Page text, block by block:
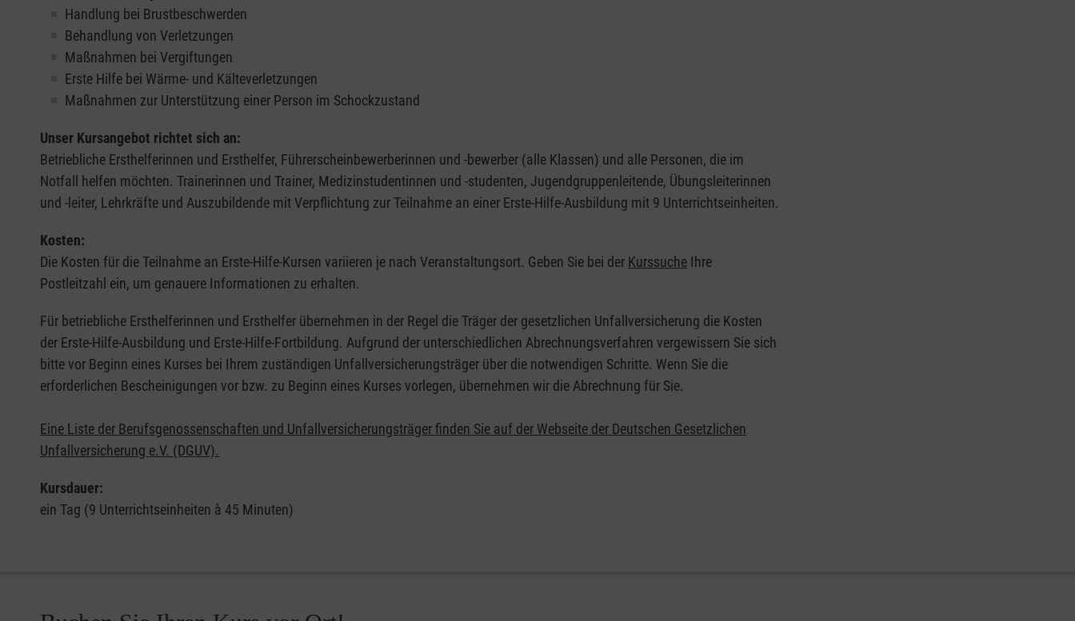
Handlung bei Brustbeschwerden
Behandlung von Verletzungen
Maßnahmen bei Vergiftungen
Erste Hilfe bei Wärme- und Kälteverletzungen
Maßnahmen zur Unterstützung einer Person im Schockzustand
Unser Kursangebot richtet sich an:
Betriebliche Ersthelferinnen und Ersthelfer, Führerscheinbewerberinnen und -bewerber (alle Klassen) und alle Personen, die im
Notfall helfen möchten. Trainerinnen und Trainer, Medizinstudentinnen und -studenten, Jugendgruppenleitende, Übungsleiterinnen
und -leiter, Lehrkräfte und Auszubildende mit Verpflichtung zur Teilnahme an einer Erste-Hilfe-Ausbildung mit 9 Unterrichtseinheiten.
Kosten:
Die Kosten für die Teilnahme an Erste-Hilfe-Kursen variieren je nach Veranstaltungsort. Geben Sie bei der Kurssuche Ihre
Postleitzahl ein, um genauere Informationen zu erhalten.
Für betriebliche Ersthelferinnen und Ersthelfer übernehmen in der Regel die Träger der gesetzlichen Unfallversicherung die Kosten
der Erste-Hilfe-Ausbildung und Erste-Hilfe-Fortbildung. Aufgrund der unterschiedlichen Abrechnungsverfahren vergewissern Sie sich
bitte vor Beginn eines Kurses bei Ihrem zuständigen Unfallversicherungsträger über die notwendigen Schritte. Wenn Sie die
erforderlichen Bescheinigungen vor bzw. zu Beginn eines Kurses vorlegen, übernehmen wir die Abrechnung für Sie.
Eine Liste der Berufsgenossenschaften und Unfallversicherungsträger finden Sie auf der Webseite der Deutschen Gesetzlichen
Unfallversicherung e.V. (DGUV).
Kursdauer:
ein Tag (9 Unterrichtseinheiten à 45 Minuten)